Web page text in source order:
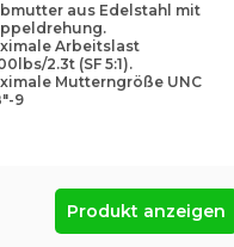
aus Edelstahl mit
Arbeitslast
2.3t (SF 5:1).
Mutterngröße UNC
9
Produkt anzeigen